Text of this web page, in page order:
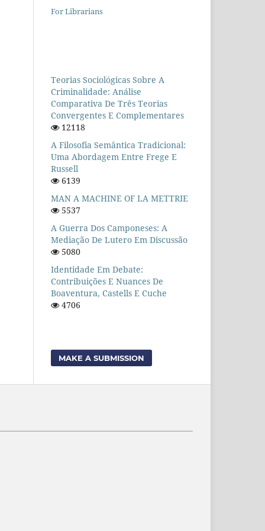
For Librarians
Teorias Sociológicas Sobre A
Criminalidade: Análise
Comparativa De Três Teorias
Convergentes E Complementares
12118
A Filosofia Semântica Tradicional:
Uma Abordagem Entre Frege E
Russell
6139
MAN A MACHINE OF LA METTRIE
5537
A Guerra Dos Camponeses: A
Mediação De Lutero Em Discussão
5080
Identidade Em Debate:
Contribuições E Nuances De
Boaventura, Castells E Cuche
4706
MAKE A SUBMISSION